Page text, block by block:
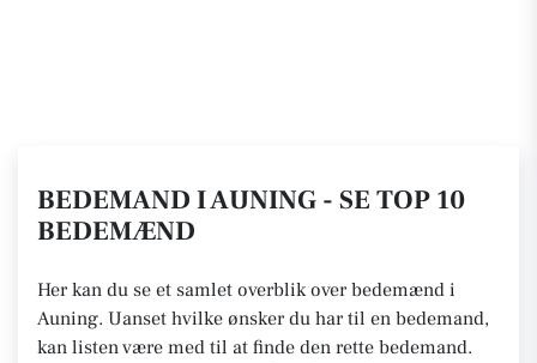
BEDEMAND I AUNING - SE TOP 10
BEDEMÆND
Her kan du se et samlet overblik over bedemænd i
Auning. Uanset hvilke ønsker du har til en bedemand,
kan listen være med til at finde den rette bedemand.